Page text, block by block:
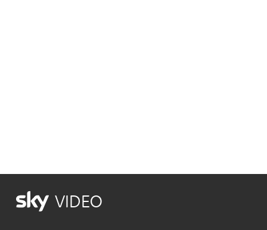
VIDEO